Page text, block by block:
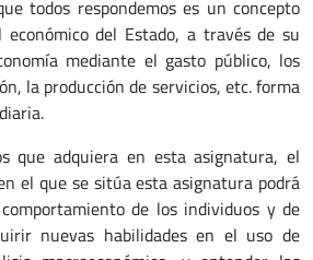
todos respondemos es un concepto
económico del Estado, a través de su
mediante el gasto público, los
la producción de servicios, etc. forma
que adquiera en esta asignatura, el
el que se sitúa esta asignatura podrá
de los individuos y de
nuevas habilidades en el uso de